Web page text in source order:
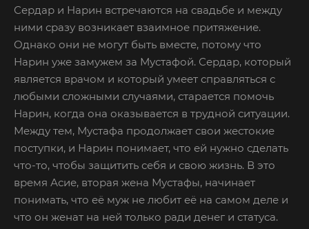
Сердар и Нарин встречаются на свадьбе и между
ними сразу возникает взаимное притяжение.
Однако они не могут быть вместе, потому что
Нарин уже замужем за Мустафой. Сердар, который
является врачом и который умеет справляться с
любыми сложными случаями, старается помочь
Нарин, когда она оказывается в трудной ситуации.
Между тем, Мустафа продолжает свои жестокие
поступки, и Нарин понимает, что ей нужно сделать
что-то, чтобы защитить себя и свою жизнь. В это
время Асие, вторая жена Мустафы, начинает
понимать, что её муж не любит её на самом деле и
что он женат на ней только ради денег и статуса.